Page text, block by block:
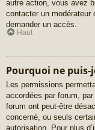
autre action, vous avez
contacter un modérateur
demander un accès.
Haut
Pourquoi ne puis-
Les permissions
accordées par forum,
forum ont peut-être
concerné, ou seuls
autorisation. Pour plus